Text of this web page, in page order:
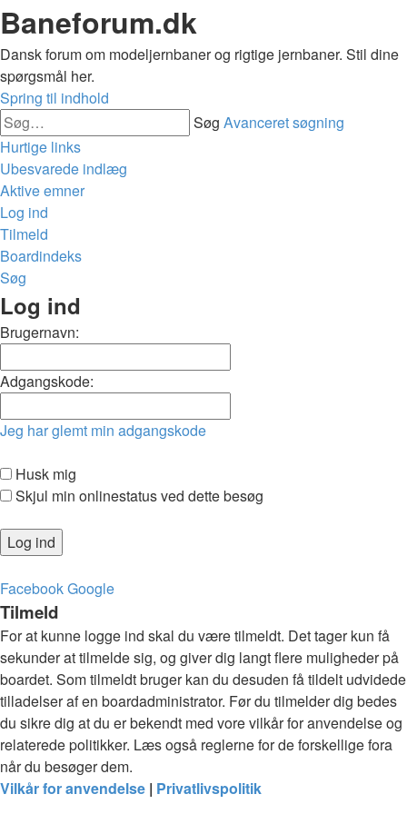
Baneforum.dk
Dansk forum om modeljernbaner og rigtige jernbaner. Stil dine
spørgsmål her.
Spring til indhold
Søg Avanceret søgning
Hurtige links
Ubesvarede indlæg
Aktive emner
Log ind
Tilmeld
Boardindeks
Søg
Log ind
Brugernavn:
Adgangskode:
Jeg har glemt min adgangskode
Husk mig
Skjul min onlinestatus ved dette besøg
FacebookGoogle
Tilmeld
For at kunne logge ind skal du være tilmeldt. Det tager kun få
sekunder at tilmelde sig, og giver dig langt flere muligheder på
boardet. Som tilmeldt bruger kan du desuden få tildelt udvidede
tilladelser af en boardadministrator. Før du tilmelder dig bedes
du sikre dig at du er bekendt med vore vilkår for anvendelse og
relaterede politikker. Læs også reglerne for de forskellige fora
når du besøger dem.
Vilkår for anvendelse | Privatlivspolitik